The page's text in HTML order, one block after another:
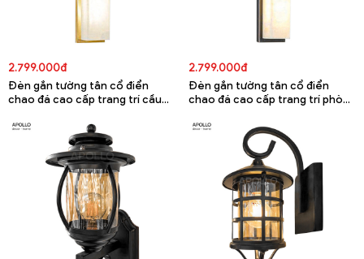
2.799.000đ
Đèn gắn tường tân cổ điển
chao đá cao cấp trang trí cầu
2.799.000đ
Đèn gắn tường tân cổ điển
chao đá cao cấp trang trí phòng